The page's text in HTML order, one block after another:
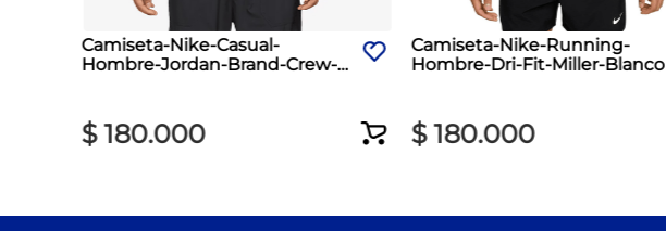
Camiseta-Nike-Casual-
Hombre-Jordan-Brand-Crew-
$ 180.000
Camiseta-Nike-Running-
Hombre-Dri-Fit-Miller-Blanco
$ 180.000